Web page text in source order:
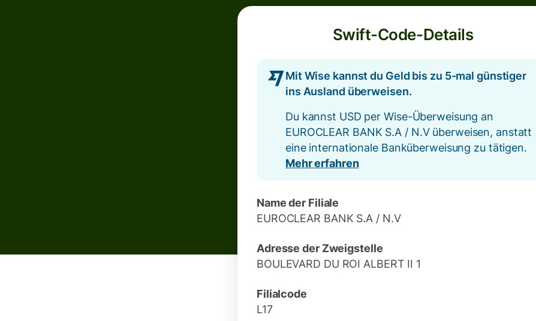
Swift-Code-Details
Mit Wise kannst du Geld bis zu 5-mal günstiger
ins Ausland überweisen.
Du kannst USD per Wise-Überweisung an
EUROCLEAR BANK S.A / N.V überweisen, anstatt
eine internationale Banküberweisung zu tätigen.
Mehr erfahren
Name der Filiale
EUROCLEAR BANK S.A / N.V
Adresse der Zweigstelle
BOULEVARD DU ROI ALBERT II 1
Filialcode
L17